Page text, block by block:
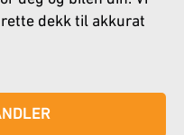
dekk til akkurat